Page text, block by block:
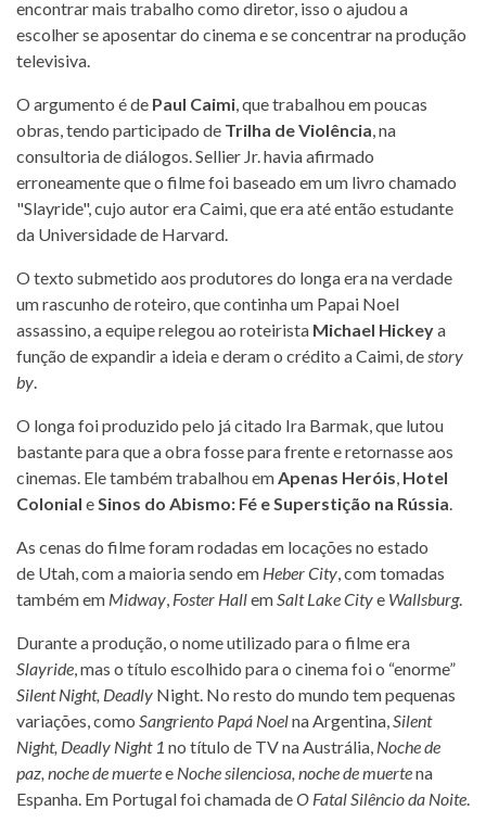
encontrar mais trabalho como diretor, isso o ajudou a
escolher se aposentar do cinema e se concentrar na produção
televisiva.
O argumento é de Paul Caimi, que trabalhou em poucas
obras, tendo participado de Trilha de Violência, na
consultoria de diálogos. Sellier Jr. havia afirmado
erroneamente que o filme foi baseado em um livro chamado
"Slayride", cujo autor era Caimi, que era até então estudante
da Universidade de Harvard.
O texto submetido aos produtores do longa era na verdade
um rascunho de roteiro, que continha um Papai Noel
assassino, a equipe relegou ao roteirista Michael Hickeya
função de expandir a ideia e deram o crédito a Caimi, destory
by.
O longa foi produzido pelo já citado Ira Barmak, que lutou
bastante para que a obra fosse para frente e retornasse aos
cinemas. Ele também trabalhou emApenas Heróis, Hotel
Colonial eSinos do Abismo: Fé e Superstição na Rússia.
As cenas do filme foram rodadas em locações no estado
de Utah, com a maioria sendo em Heber City, com tomadas
também em Midway, Foster HallemSalt Lake Citye Wallsburg.
Durante a produção, o nome utilizado para o filme era
Slayride, mas o título escolhido para o cinema foi o “enorme”
Silent Night, Deadly Night. No resto do mundo tem pequenas
variações, como Sangriento Papá Noelna Argentina,Silent
Night, Deadly Night 1 no título de TV na Austrália, Noche de
paz, noche de muertee Noche silenciosa, noche de muertena
Espanha. Em Portugal foi chamada deO Fatal Silêncio da Noite.